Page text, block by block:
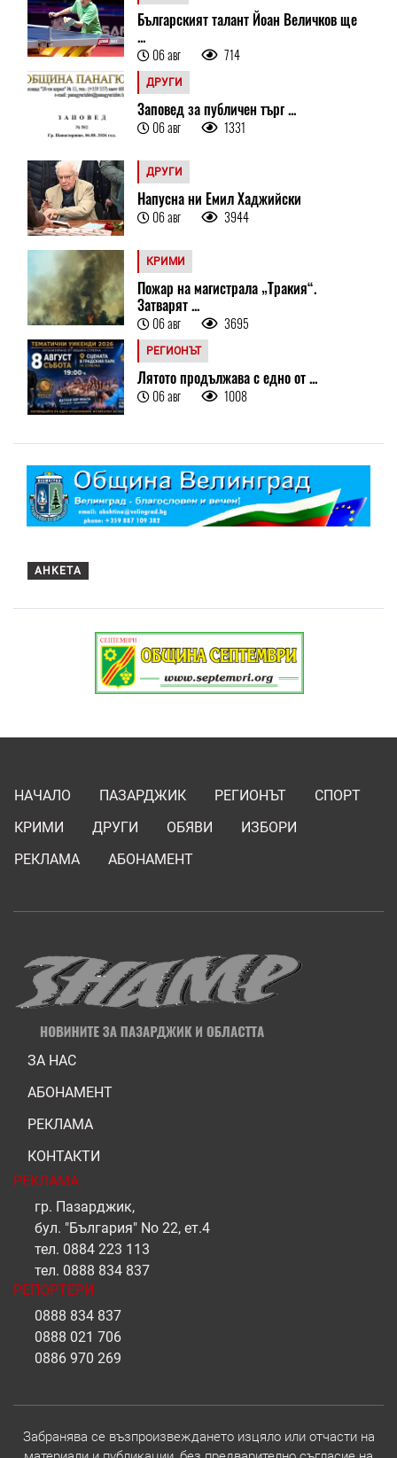
Българският талант Йоан Величков ще
...
06 авг 714
ДРУГИ
Заповед за публичен търг ...
06 авг 1331
ДРУГИ
Напусна ни Емил Хаджийски
06 авг 3944
КРИМИ
Пожар на магистрала „Тракия“.
Затварят ...
06 авг 3695
РЕГИОНЪТ
Лятото продължава с едно от ...
06 авг 1008
АНКЕТА
НАЧАЛО ПАЗАРДЖИК РЕГИОНЪТ
СПОРТ
КРИМИ
ДРУГИ ОБЯВИ
ИЗБОРИ
РЕКЛАМА
АБОНАМЕНТ
ЗА НАС
АБОНАМЕНТ
РЕКЛАМА
КОНТАКТИ
РЕКЛАМА
гр. Пазарджик,
бул. "България" No 22, ет.4
тел. 0884 223 113
тел. 0888 834 837
РЕПОРТЕРИ
0888 834 837
0888 021 706
0886 970 269
Забранява се възпроизвеждането изцяло или отчасти на